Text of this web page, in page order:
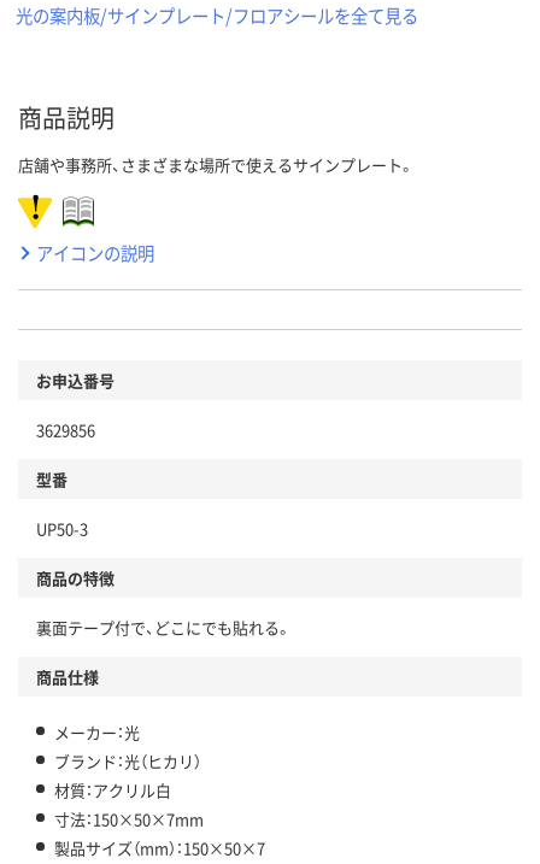
光の案内板/サインプレート/フロアシールを全て見る
商品説明
店舗や事務所、さまざまな場所で使えるサインプレート。
アイコンの説明
お申込番号
3629856
型番
UP50-3
商品の特徴
裏面テープ付で、どこにでも貼れる。
商品仕様
メーカー：光
ブランド：光（ヒカリ）
材質：アクリル白
寸法：150×50×7mm
製品サイズ（mm）：150×50×7